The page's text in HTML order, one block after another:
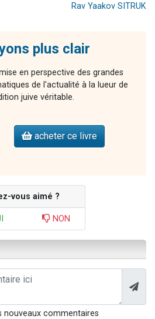
Rav Yaakov SITRUK
plus clair
en perspective des grandes
de l'actualité à la lueur de
juive véritable.
acheter ce livre
vous aimé ?
NON
nouveaux commentaires